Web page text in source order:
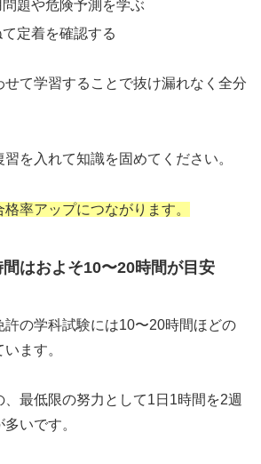
題や危険予測を学ぶ
定着を確認する
て学習することで抜け漏れなく全分
を入れて知識を固めてください。
率アップにつながります。
はおよそ10〜20時間が目安
許の学科試験には10〜20時間ほどの
ます。
最低限の努力として1日1時間を2週
いです。